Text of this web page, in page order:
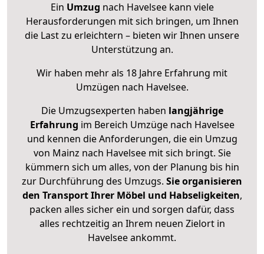
Ein Umzug nach Havelsee kann viele
Herausforderungen mit sich bringen, um Ihnen
die Last zu erleichtern – bieten wir Ihnen unsere
Unterstützung an.
Wir haben mehr als 18 Jahre Erfahrung mit
Umzügen nach Havelsee.
Die Umzugsexperten haben langjährige
Erfahrung im Bereich Umzüge nach Havelsee
und kennen die Anforderungen, die ein Umzug
von Mainz nach Havelsee mit sich bringt. Sie
kümmern sich um alles, von der Planung bis hin
zur Durchführung des Umzugs. Sie organisieren
den Transport Ihrer Möbel und Habseligkeiten,
packen alles sicher ein und sorgen dafür, dass
alles rechtzeitig an Ihrem neuen Zielort in
Havelsee ankommt.